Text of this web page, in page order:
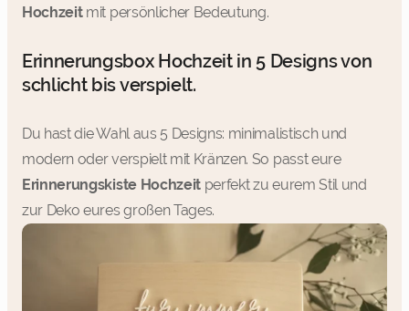
Hochzeitmit persönlicher Bedeutung.
Erinnerungsbox Hochzeit in 5 Designs von
schlicht bis verspielt.
Du hast die Wahl aus 5 Designs: minimalistisch und
modern oder verspielt mit Kränzen. So passt eure
Erinnerungskiste Hochzeit perfekt zu eurem Stil und
zur Deko eures großen Tages.